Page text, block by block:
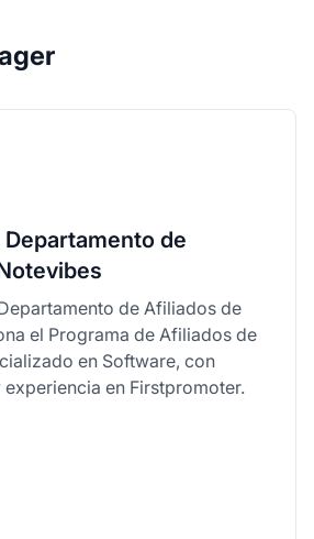
de
de Afiliados de
el Programa de Afiliados de
en Software, con
en Firstpromoter.